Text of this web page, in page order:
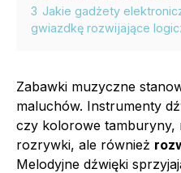
3 Jakie gadżety
gwiazdkę rozwijające
Zabawki muzyczne
maluchów. Instrumenty
czy kolorowe tamburyny,
rozrywki, ale również
Melodyjne dźwięki